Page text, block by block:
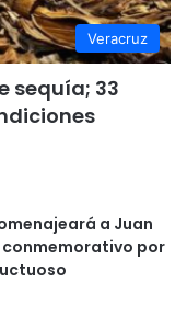
Veracruz
sequía; 33
a Juan
por